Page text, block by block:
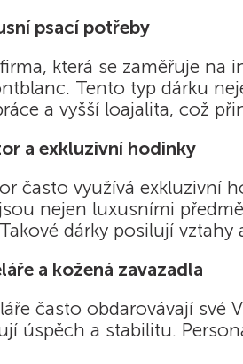
psací potřeby
která se zaměřuje na
Tento typ dárku
a vyšší loajalita, což
a exkluzivní hodinky
často využívá exkluzivní
nejen luxusními
dárky posilují vztahy
a kožená zavazadla
často obdarovávají své
úspěch a stabilitu.